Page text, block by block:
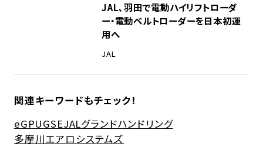
JAL､羽田で電動ハイリフトローダ
ー・電動ベルトローダーを日本初運
用へ
JAL
関連キーワードもチェック！
eGPUGSEJALグランドハンドリング
多摩川エアロシステムズ